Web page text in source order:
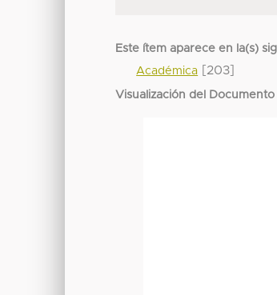
Este ítem aparece en la(s)
Académica [203]
Visualización del Documento